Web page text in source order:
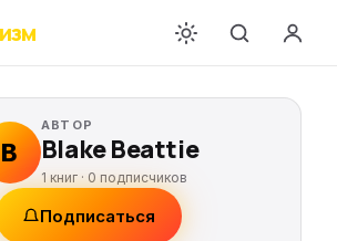
изм
B
АВТОР
Blake Beattie
1 книг · 0 подписчиков
Подписаться